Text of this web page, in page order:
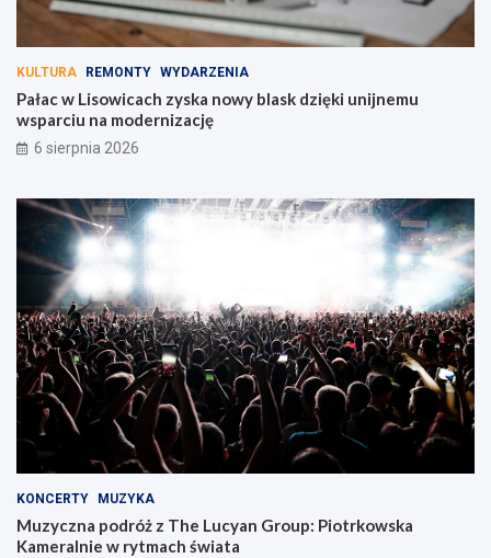
KULTURA REMONTY WYDARZENIA
Pałac w Lisowicach zyska nowy blask dzięki unijnemu
wsparciu na modernizację
6 sierpnia 2026
KONCERTY MUZYKA
Muzyczna podróż z The Lucyan Group: Piotrkowska
Kameralnie w rytmach świata